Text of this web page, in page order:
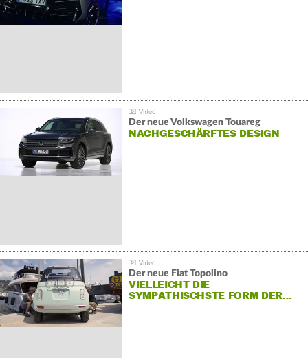
Der neue Volkswagen Touareg
NACHGESCHÄRFTES DESIGN
Der neue Fiat Topolino
VIELLEICHT DIE
SYMPATHISCHSTE FORM DER…